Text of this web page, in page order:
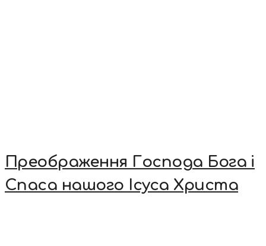
Преображення Господа Бога і
Спаса нашого Ісуса Христа